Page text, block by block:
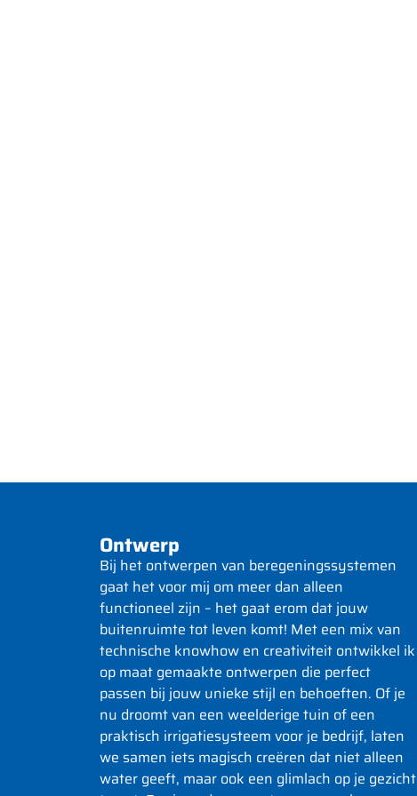
Ontwerp
Bij het ontwerpen van beregeningssystemen
gaat het voor mij om meer dan alleen
functioneel zijn – het gaat erom dat jouw
buitenruimte tot leven komt! Met een mix van
technische knowhow en creativiteit ontwikkel ik
op maat gemaakte ontwerpen die perfect
passen bij jouw unieke stijl en behoeften. Of je
nu droomt van een weelderige tuin of een
praktisch irrigatiesysteem voor je bedrijf, laten
we samen iets magisch creëren dat niet alleen
water geeft, maar ook een glimlach op je gezicht